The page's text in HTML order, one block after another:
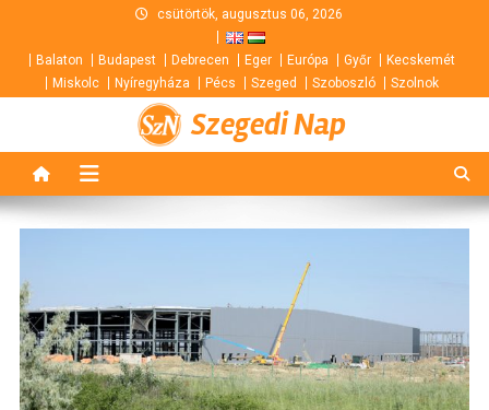
content
csütörtök, augusztus 06, 2026
Balaton Budapest Debrecen Eger Európa Győr
Kecskemét
Miskolc
Nyíregyháza Pécs Szeged Szoboszló Szolnok
Szegedi Nap